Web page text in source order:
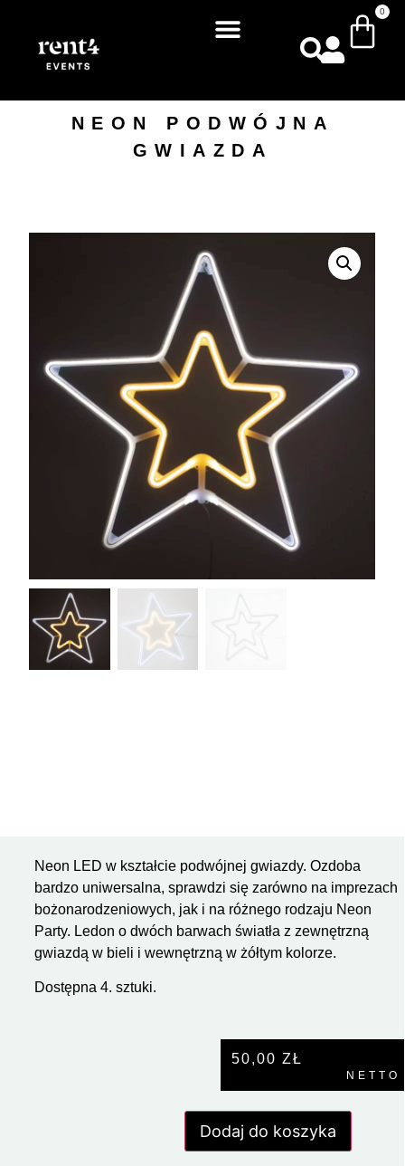
0
NEON PODWÓJNA
GWIAZDA
Neon LED w kształcie podwójnej gwiazdy. Ozdoba
bardzo uniwersalna, sprawdzi się zarówno na imprezach
bożonarodzeniowych, jak i na różnego rodzaju Neon
Party. Ledon o dwóch barwach światła z zewnętrzną
gwiazdą w bieli i wewnętrzną w żółtym kolorze.
Dostępna 4. sztuki.
50,00 ZŁ
NETTO
Dodaj do koszyka